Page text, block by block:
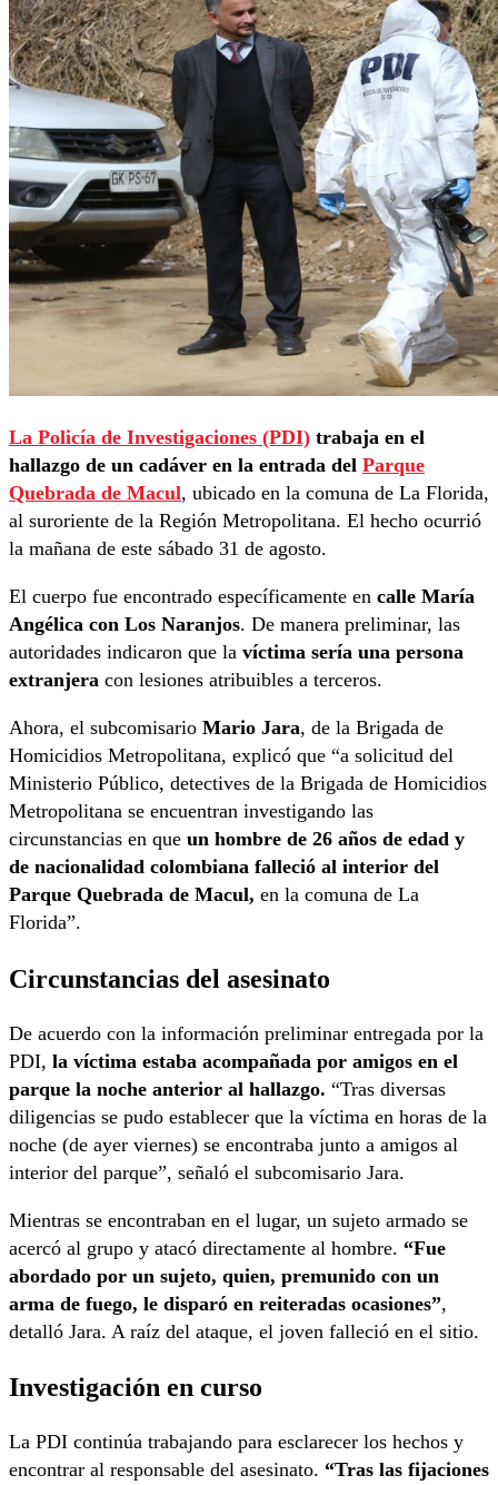
La Policía de Investigaciones (PDI) trabaja en el
hallazgo de un cadáver en la entrada del Parque
Quebrada de Macul, ubicado en la comuna de La Florida,
al suroriente de la Región Metropolitana. El hecho ocurrió
la mañana de este sábado 31 de agosto.
El cuerpo fue encontrado específicamente en calle María
Angélica con Los Naranjos. De manera preliminar, las
autoridades indicaron que la víctima sería una persona
extranjera con lesiones atribuibles a terceros.
Ahora, el subcomisario Mario Jara, de la Brigada de
Homicidios Metropolitana, explicó que “a solicitud del
Ministerio Público, detectives de la Brigada de Homicidios
Metropolitana se encuentran investigando las
circunstancias en que un hombre de 26 años de edad y
de nacionalidad colombiana falleció al interior del
Parque Quebrada de Macul, en la comuna de La
Florida”.
Circunstancias del asesinato
De acuerdo con la información preliminar entregada por la
PDI, la víctima estaba acompañada por amigos en el
parque la noche anterior al hallazgo. “Tras diversas
diligencias se pudo establecer que la víctima en horas de la
noche (de ayer viernes) se encontraba junto a amigos al
interior del parque”, señaló el subcomisario Jara.
Mientras se encontraban en el lugar, un sujeto armado se
acercó al grupo y atacó directamente al hombre. “Fue
abordado por un sujeto, quien, premunido con un
arma de fuego, le disparó en reiteradas ocasiones”,
detalló Jara. A raíz del ataque, el joven falleció en el sitio.
Investigación en curso
La PDI continúa trabajando para esclarecer los hechos y
encontrar al responsable del asesinato. “Tras las fijaciones